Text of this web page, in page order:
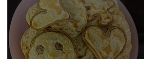
chiches